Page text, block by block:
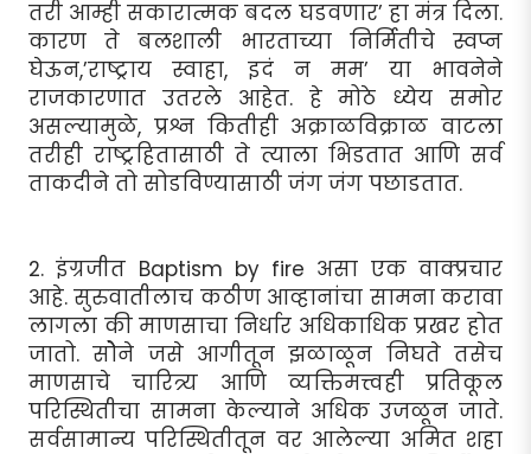
तरी आम्ही सकारात्मक बदल घडवणार’ हा मंत्र दिला.
कारण ते बलशाली भारताच्या निर्मितीचे स्वप्न
घेऊन,’राष्ट्राय स्वाहा, इदं न मम’ या भावनेने
राजकारणात उतरले आहेत. हे मोठे ध्येय समोर
असल्यामुळे, प्रश्न कितीही अक्राळविक्राळ वाटला
तरीही राष्ट्रहितासाठी ते त्याला भिडतात आणि सर्व
ताकदीने तो सोडविण्यासाठी जंग जंग पछाडतात.
2. इंग्रजीत Baptism by fire असा एक वाक्प्रचार
आहे. सुरुवातीलाच कठीण आव्हानांचा सामना करावा
लागला की माणसाचा निर्धार अधिकाधिक प्रखर होत
जातो. सोेने जसे आगीतून झळाळून निघते तसेच
माणसाचे चारित्र्य आणि व्यक्तिमत्त्वही प्रतिकूल
परिस्थितीचा सामना केल्याने अधिक उजळून जाते.
सर्वसामान्य परिस्थितीतून वर आलेल्या अमित शहा